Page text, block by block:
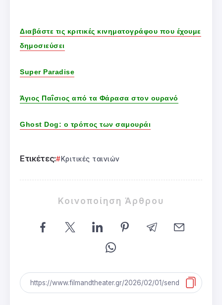
Διαβάστε τις κριτικές κινηματογράφου που έχουμε
δημοσιεύσει
Super Paradise
Άγιος Παΐσιος από τα Φάρασα στον ουρανό
Ghost Dog: ο τρόπος των σαμουράι
Ετικέτες: Κριτικές ταινιών
Κοινοποίηση Άρθρου